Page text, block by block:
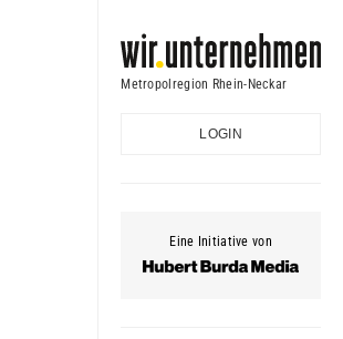
Metropolregion Rhein-Neckar
LOGIN
Eine Initiative von